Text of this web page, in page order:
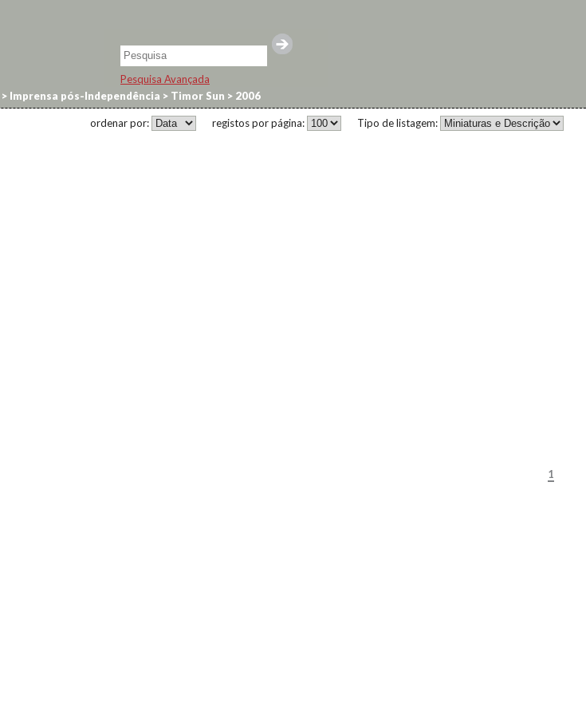
Pesquisa Avançada
> Imprensa pós-Independência > Timor Sun > 2006
Tipo de listagem:
registos por página:
ordenar por:
1